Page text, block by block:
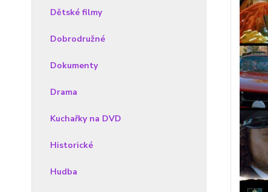
Dětské filmy
Dobrodružné
Dokumenty
Drama
Kuchařky na DVD
Historické
Hudba